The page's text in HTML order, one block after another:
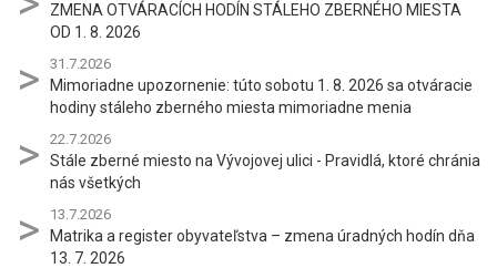
ZMENA OTVÁRACÍCH HODÍN STÁLEHO ZBERNÉHO MIESTA
OD 1. 8. 2026
31.7.2026
Mimoriadne upozornenie: túto sobotu 1. 8. 2026 sa otváracie
hodiny stáleho zberného miesta mimoriadne menia
22.7.2026
Stále zberné miesto na Vývojovej ulici - Pravidlá, ktoré chránia
nás všetkých
13.7.2026
Matrika a register obyvateľstva – zmena úradných hodín dňa
13. 7. 2026